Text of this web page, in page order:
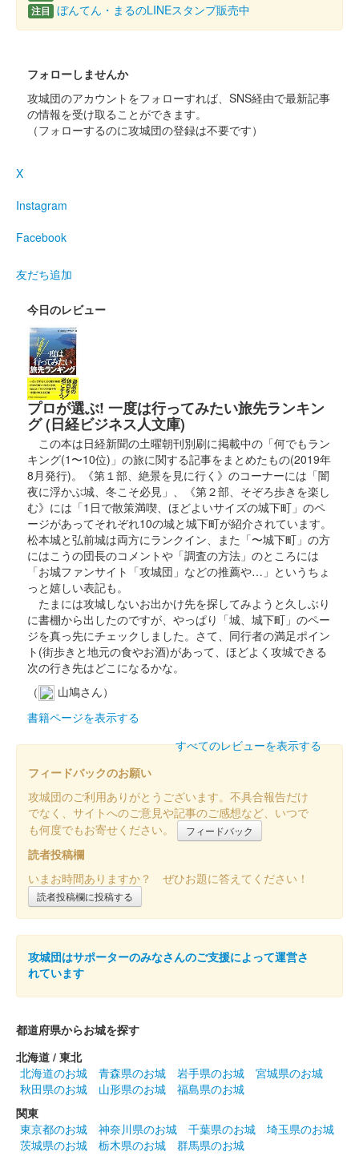
白石城 御城印 オリジナルフレーム切手「白石城開門
白石城開門30周年を記念して作成された、オリジナルフレーム切
手「白石城開門30周年記念」に限定御城印がついてくる。
宮城学院女子大学とのコラボレーション企画として作成された御
白石城 御城印
白石城 御城印
ゲナガさん
白石城 御城印 令和7年「城の日」限定版
販売終了
白石城 御城印 開門30周年版
白石城 御城印 東北きりたん 冬版
販売終了
白石城 御城印
販売終了
白石城 御城印 東北ずん子 冬版
販売終了
白石城 御城印
販売終了
白石城 御朱印（登閣記念） 1月限定 干支
白石城 御城印 令和6年11月限定
白石城 御城印 令和6年 鬼小十郎まつり記念 城写真版
注目 ぼんてん・まるのLINEスタンプ販売中
フォローしませんか
攻城団のアカウントをフォローすれば、SNS経由で最新記事
の情報を受け取ることができます。
（フォローするのに攻城団の登録は不要です）
X
Instagram
Facebook
友だち追加
今日のレビュー
プロが選ぶ! 一度は行ってみたい旅先ランキン
グ (日経ビジネス人文庫)
この本は日経新聞の土曜朝刊別刷に掲載中の「何でもラン
キング(1〜10位)」の旅に関する記事をまとめたもの(2019年
8月発行)。《第１部、絶景を見に行く》のコーナーには「闇
夜に浮かぶ城、冬こそ必見」、《第２部、そぞろ歩きを楽し
む》には「1日で散策満喫、ほどよいサイズの城下町」のペ
ージがあってそれぞれ10の城と城下町が紹介されています。
松本城と弘前城は両方にランクイン、また「〜城下町」の方
にはこうの団長のコメントや「調査の方法」のところには
「お城ファンサイト「攻城団」などの推薦や…」というちょ
っと嬉しい表記も。
たまには攻城しないお出かけ先を探してみようと久しぶり
に書棚から出したのですが、やっぱり「城、城下町」のペー
ジを真っ先にチェックしました。さて、同行者の満足ポイン
ト(街歩きと地元の食やお酒)があって、ほどよく攻城できる
次の行き先はどこになるかな。
（
山鳩さん）
書籍ページを表示する
すべてのレビューを表示する
フィードバックのお願い
攻城団のご利用ありがとうございます。不具合報告だけ
でなく、サイトへのご意見や記事のご感想など、いつで
も何度でもお寄せください。
フィードバック
読者投稿欄
いまお時間ありますか？ ぜひお題に答えてください！
読者投稿欄に投稿する
攻城団はサポーターのみなさんのご支援によって運営さ
れています
都道府県からお城を探す
北海道 / 東北
北海道のお城
青森県のお城 岩手県のお城
宮城県のお城
秋田県のお城
山形県のお城
福島県のお城
関東
東京都のお城
神奈川県のお城 千葉県のお城
埼玉県のお城
茨城県のお城
栃木県のお城
群馬県のお城